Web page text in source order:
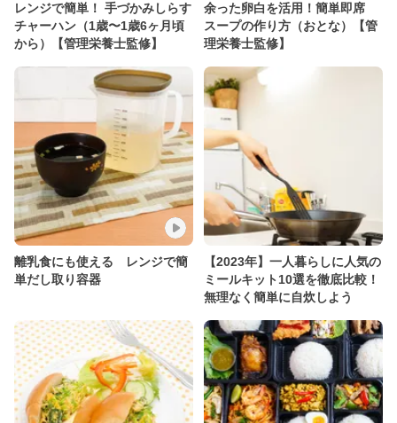
レンジで簡単！ 手づかみしらす
チャーハン（1歳〜1歳6ヶ月頃
から）【管理栄養士監修】
余った卵白を活用！簡単即席
スープの作り方（おとな）【管
理栄養士監修】
離乳食にも使える レンジで簡
単だし取り容器
【2023年】一人暮らしに人気の
ミールキット10選を徹底比較！
無理なく簡単に自炊しよう